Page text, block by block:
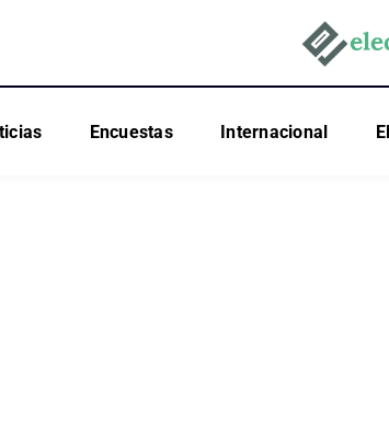
Encuestas Internacional